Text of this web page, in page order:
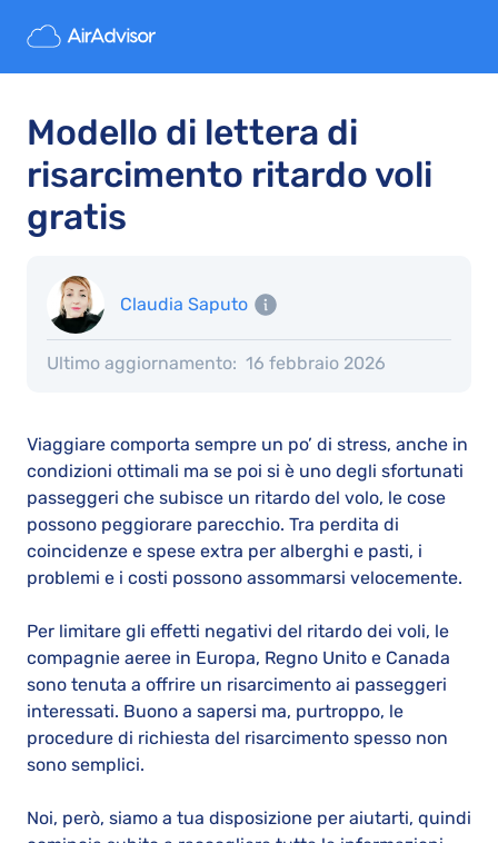
Modello di lettera di
risarcimento ritardo voli
gratis
Claudia Saputo
Ultimo aggiornamento: 16 febbraio 2026
Viaggiare comporta sempre un po’ di stress, anche in
condizioni ottimali ma se poi si è uno degli sfortunati
passeggeri che subisce un ritardo del volo, le cose
possono peggiorare parecchio. Tra perdita di
coincidenze e spese extra per alberghi e pasti, i
problemi e i costi possono assommarsi velocemente.
Per limitare gli effetti negativi del ritardo dei voli, le
compagnie aeree in Europa, Regno Unito e Canada
sono tenuta a offrire un risarcimento ai passeggeri
interessati. Buono a sapersi ma, purtroppo, le
procedure di richiesta del risarcimento spesso non
sono semplici.
Noi, però, siamo a tua disposizione per aiutarti, quindi